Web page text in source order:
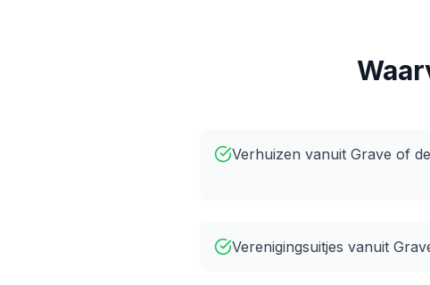
Verhuizen vanuit Grave of
Verenigingsuitjes vanuit